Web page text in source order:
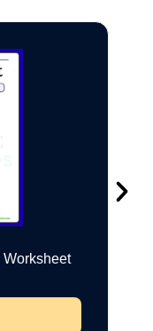
Worksheet